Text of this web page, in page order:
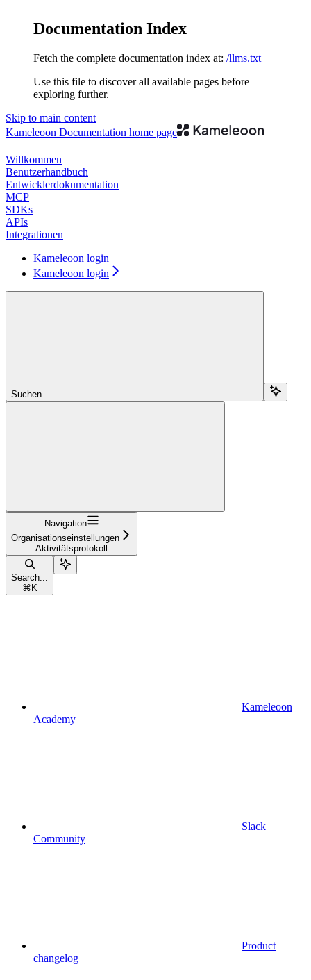
Documentation Index
Fetch the complete documentation index at: /llms.txt
Use this file to discover all available pages before
exploring further.
Skip to main content
Kameleoon Documentation home page
Willkommen
Benutzerhandbuch
Entwicklerdokumentation
MCP
SDKs
APIs
Integrationen
Kameleoon login
Kameleoon login
Suchen...
Navigation
Organisationseinstellungen
Aktivitätsprotokoll
Search...
⌘ K
Kameleoon
Academy
Slack
Community
Product
changelog